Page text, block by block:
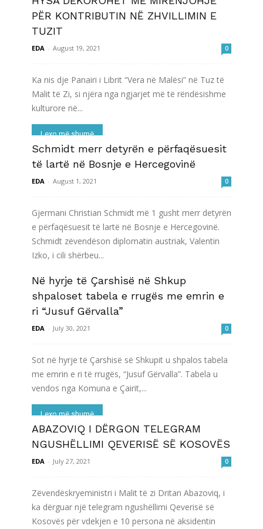
PËR KONTRIBUTIN NË ZHVILLIMIN E
TUZIT
EDA - August 19, 2021 0
Ka nis dje Panairi i Librit “Vera në Malësi” në Tuz të
Malit të Zi, si njëra nga ngjarjet më të rëndësishme
kulturore në...
Lexo më shumë
Schmidt merr detyrën e përfaqësuesit
të lartë në Bosnje e Hercegovinë
EDA - August 1, 2021 0
Gjermani Christian Schmidt më 1 gusht merr detyrën
e përfaqësuesit të lartë në Bosnje e Hercegovinë.
Schmidt zëvendëson diplomatin austriak, Valentin
Izko, i cili shërbeu...
Lexo më shumë
Në hyrje të Çarshisë në Shkup
shpaloset tabela e rrugës me emrin e
ri “Jusuf Gërvalla”
EDA - July 30, 2021 0
Sot në hyrje të Çarshisë së Shkupit u shpalos tabela
me emrin e ri të rrugës, “Jusuf Gërvalla”. Tabela u
vendos nga Komuna e Çairit,...
Lexo më shumë
ABAZOVIQ I DËRGON TELEGRAM
NGUSHËLLIMI QEVERISË SË KOSOVËS
EDA - July 27, 2021 0
Zëvendëskryeministri i Malit të zi Dritan Abazoviq, i
ka dërguar një telegram ngushëllimi Qeverisë së
Kosovës për vdekjen e 10 persona në aksidentin